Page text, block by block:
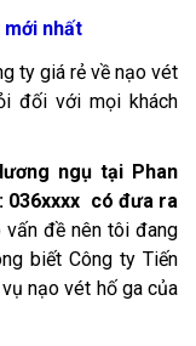
mới nhất
ty giá rẻ về nạo vét
đối với mọi khách
ngụ tại Phan
036xxxx có đưa ra
vấn đề nên tôi đang
biết Công ty Tiến
nạo vét hố ga của